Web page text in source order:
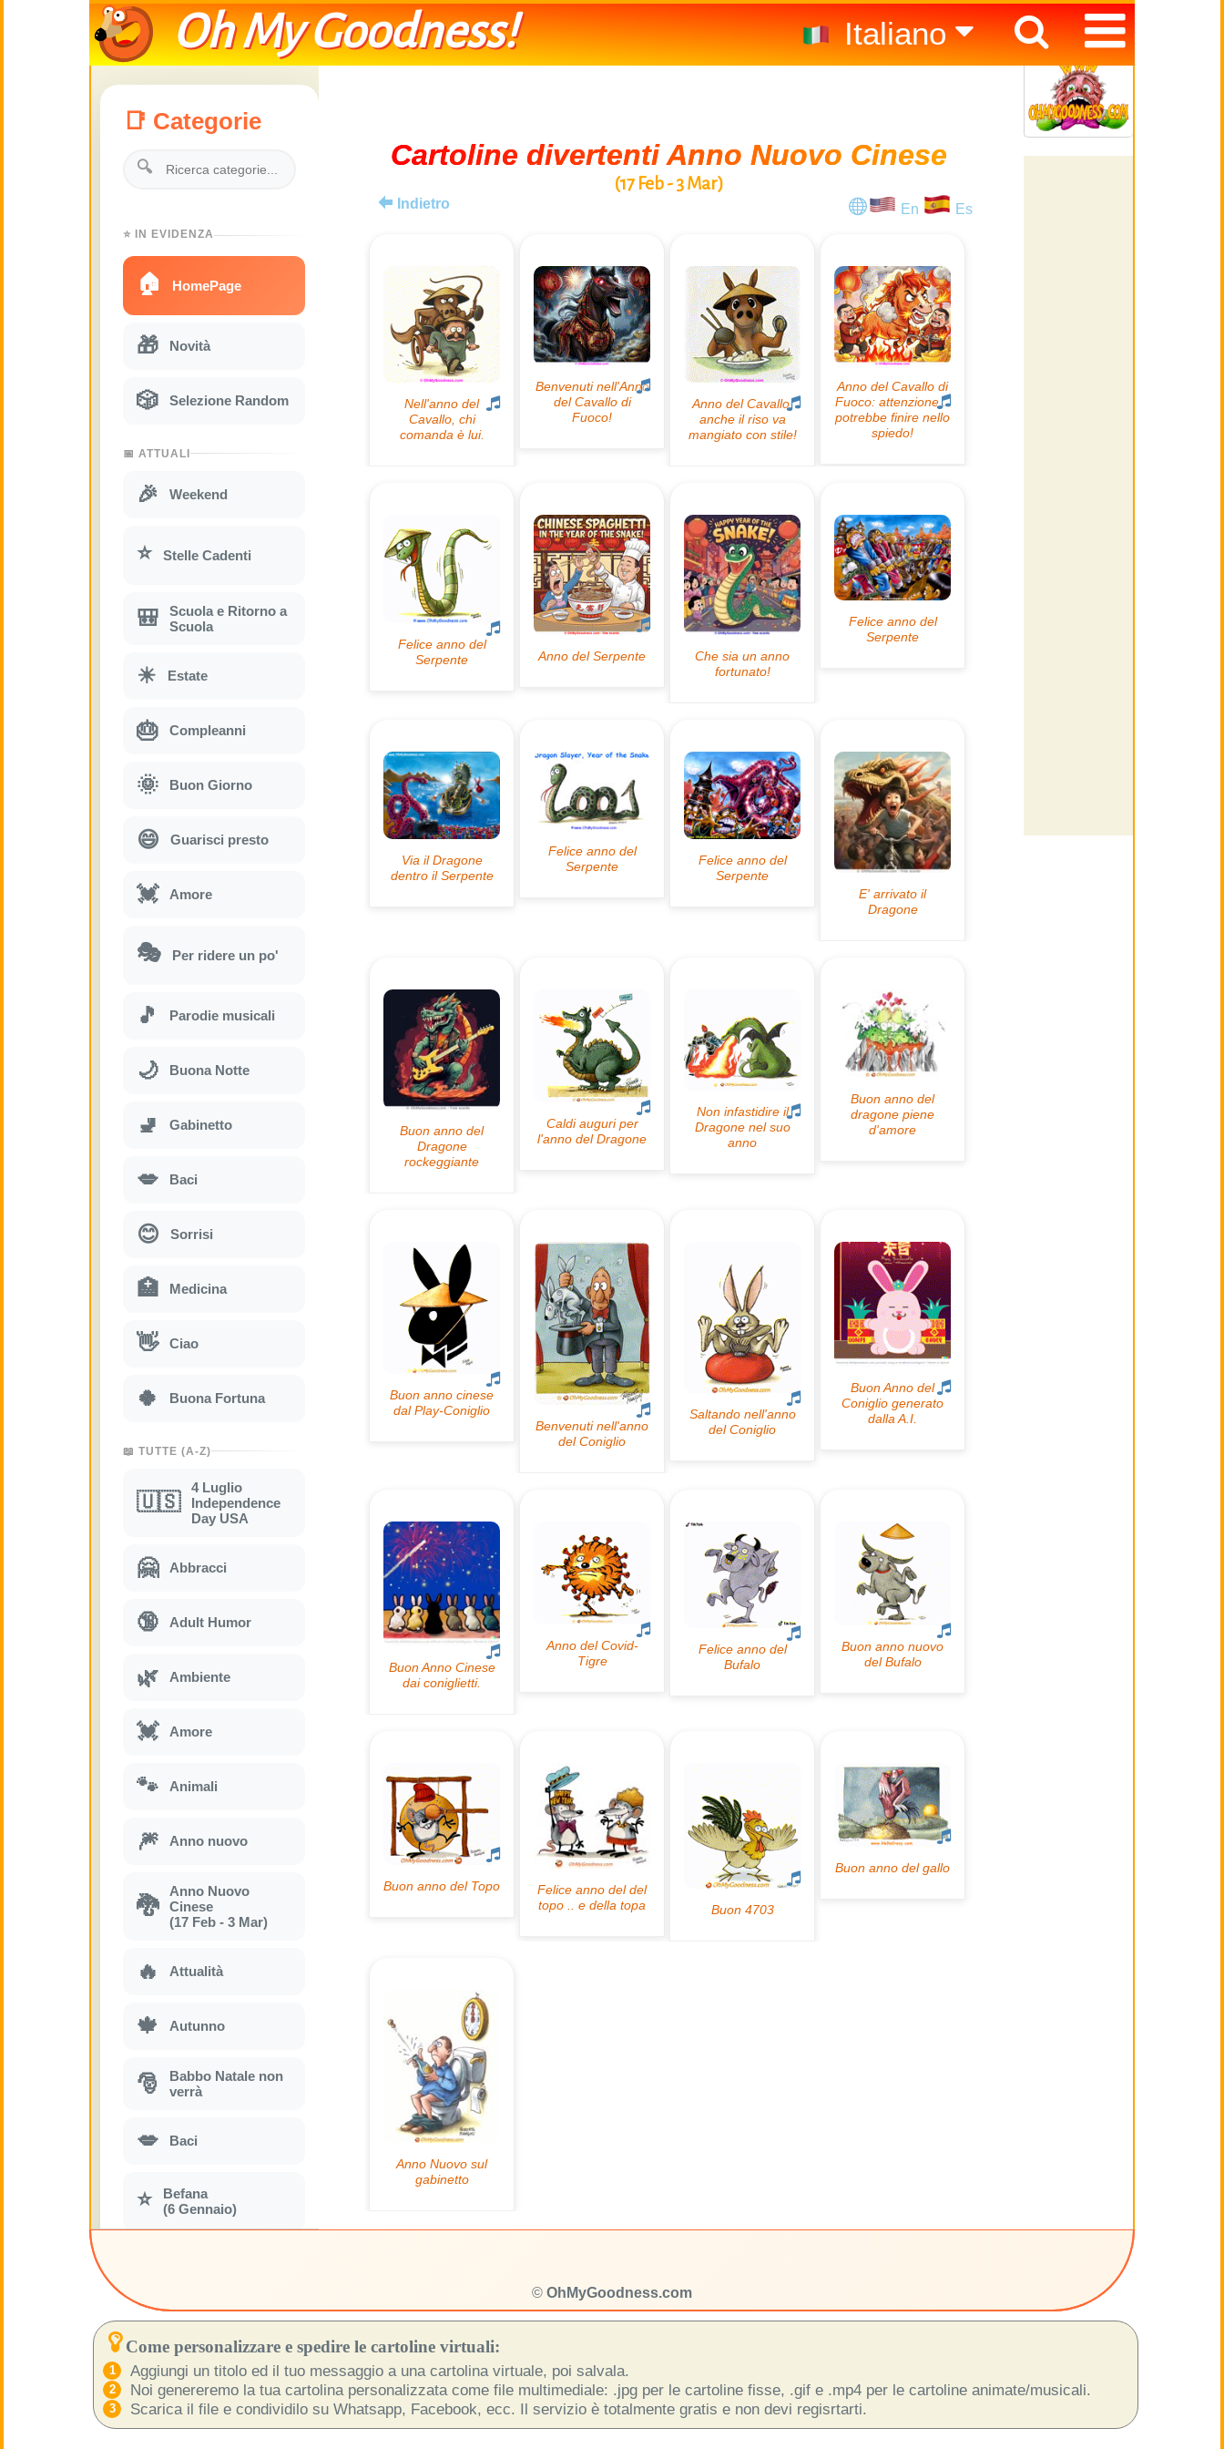
Oh My Goodness!
Italiano
Español
📑 Categorie
🔍
⭐ IN EVIDENZA
🏠 HomePage
🎁 Novità
🎲 Selezione Random
📅 ATTUALI
🎉 Weekend
⭐ Stelle Cadenti
🎒
Scuola e Ritorno a
Scuola
☀ Estate
🎂 Compleanni
🌞 Buon Giorno
😄 Guarisci presto
💓 Amore
🎭 Per ridere un po'
🎵 Parodie musicali
🌙 Buona Notte
🚽 Gabinetto
💋 Baci
😊 Sorrisi
🏥 Medicina
👋 Ciao
🍀 Buona Fortuna
📖 TUTTE (A-Z)
🇺🇸
4 Luglio
Independence
Day USA
🤗 Abbracci
🔞 Adult Humor
🌿 Ambiente
💓 Amore
🐾 Animali
🎆 Anno nuovo
🐉
Anno Nuovo
Cinese
(17 Feb - 3 Mar)
🔥 Attualità
🍁 Autunno
🎅
Babbo Natale non
verrà
💋 Baci
⭐
Befana
(6 Gennaio)
Black Friday
🌞 Buon Giorno
Cartoline divertenti Anno Nuovo Cinese
(17 Feb - 3 Mar)
Indietro En Es
© OhMyGoodness.com
Come personalizzare e spedire le cartoline virtuali:
Aggiungi un titolo ed il tuo messaggio a una cartolina virtuale, poi salvala.
Noi genereremo la tua cartolina personalizzata come file multimediale: .jpg per le cartoline fisse, .gif e .mp4 per le cartoline animate/musicali.
Scarica il file e condividilo su Whatsapp, Facebook, ecc. Il servizio è totalmente gratis e non devi regisrtarti.